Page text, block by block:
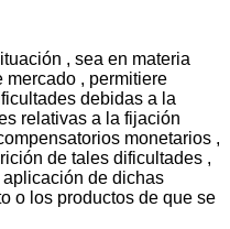
, sea en materia
mercado , permitiere
debidas a la
relativas a la fijación
monetarios ,
de tales dificultades ,
de dichas
o los productos de que se